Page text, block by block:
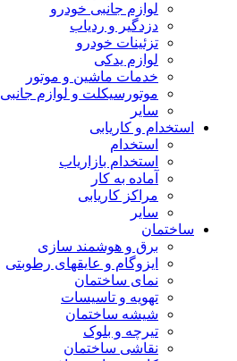
لوازم جانبی خودرو
دزدگیر و ردیاب
تزئینات خودرو
لوازم یدکی
خدمات ماشین و موتور
موتورسیکلت و لوازم جانبی
سایر
استخدام و کاریابی
استخدام
استخدام بازاریاب
آماده به کار
مراکز کاریابی
سایر
ساختمان
برق و هوشمند سازی
ایزوگام و عایقهای رطوبتی
نمای ساختمان
تهویه و تاسیسات
شیشه ساختمان
تیرچه و بلوک
نقاشی ساختمان